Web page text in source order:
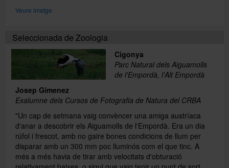
Veure imatge
Seleccionada de Zoologia
Cigonya
Parc Natural dels Aiguamolls
de l'Empordà, l'Alt Empordà
Josep Gimenez
Exalumne dels Cursos de Fotografia de Natura del CRBA
"Un cap de setmana vaig convèncer una amiga austríaca
d'anar a descobrir els Aiguamolls de l'Empordà. Era un dia
rúfol i frescot, amb no gaire bones condicions de llum per
disparar amb un 300 mm poc lluminós com el que tinc. A
més a més havia de tirar amb velocitats d'obturació